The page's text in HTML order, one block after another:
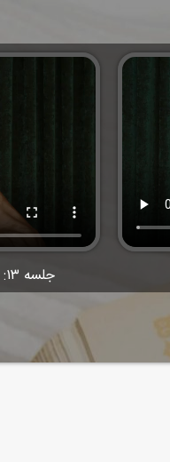
جلسه ۱۳: روش صحیح در تفسیر قرآن به قرآن